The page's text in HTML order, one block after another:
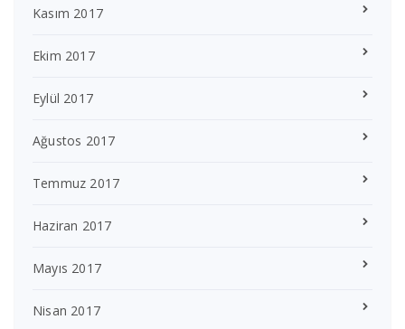
Kasım 2017
Ekim 2017
Eylül 2017
Ağustos 2017
Temmuz 2017
Haziran 2017
Mayıs 2017
Nisan 2017